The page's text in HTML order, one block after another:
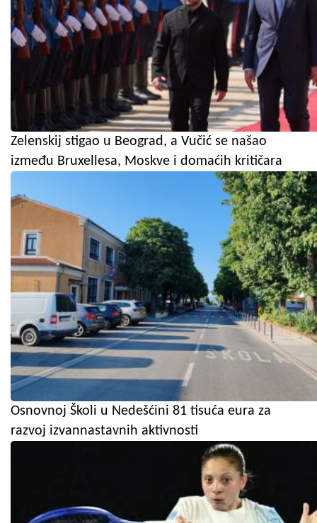
Zelenskij stigao u Beograd, a Vučić se našao
između Bruxellesa, Moskve i domaćih kritičara
Osnovnoj Školi u Nedešćini 81 tisuća eura za
razvoj izvannastavnih aktivnosti